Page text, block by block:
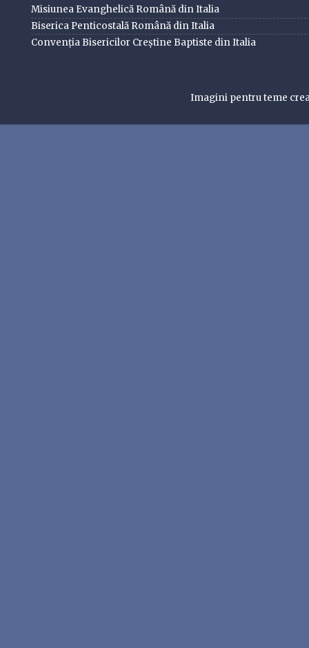
Misiunea Evanghelică Română din Italia
Biserica Penticostală Română din Italia
Convenția Bisericilor Creștine Baptiste din Italia
Imagini pentru teme